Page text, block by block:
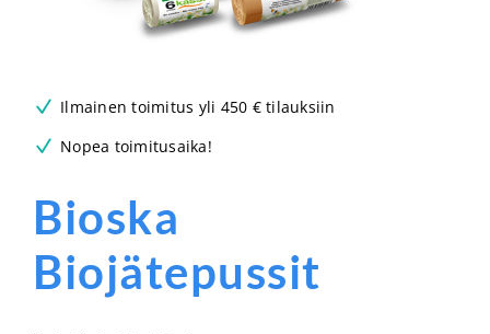
Ilmainen toimitus yli 450 € tilauksiin
Nopea toimitusaika!
Bioska
Biojätepussit